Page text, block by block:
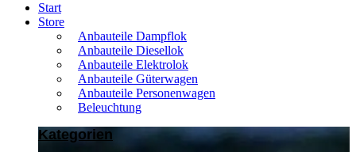
Start
Store
Anbauteile Dampflok
Anbauteile Diesellok
Anbauteile Elektrolok
Anbauteile Güterwagen
Anbauteile Personenwagen
Beleuchtung
Kategorien